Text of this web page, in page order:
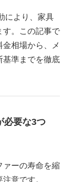
により、家具
す。この記事で
相場から、メ
基準までを徹底
必要な3つ
ァーの寿命を縮
意です。